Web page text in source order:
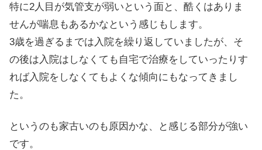
特に2人目が気管支が弱いという面と、酷くはありま
せんが喘息もあるかなという感じもします。
3歳を過ぎるまでは入院を繰り返していましたが、そ
の後は入院はしなくても自宅で治療をしていったりす
れば入院をしなくてもよくな傾向にもなってきまし
た。
というのも家古いのも原因かな、と感じる部分が強い
です。